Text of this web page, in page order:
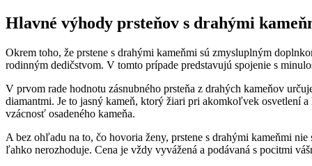
Hlavné výhody prsteňov s drahými
Okrem toho, že prstene s drahými kameňmi sú zmysluplným
rodinným dedičstvom. V tomto prípade predstavujú spojenie s
V prvom rade hodnotu zásnubného prsteňa z drahých kameňov
diamantmi. Je to jasný kameň, ktorý žiari pri akomkoľvek osvetlení
vzácnosť osadeného kameňa.
A bez ohľadu na to, čo hovoria ženy, prstene s drahými kameňmi
ľahko nerozhoduje. Cena je vždy vyvážená a podávaná s pocitmi